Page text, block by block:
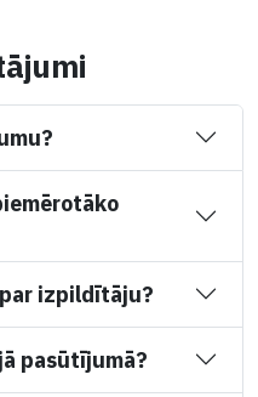
izpildītāju?
pasūtījumā?